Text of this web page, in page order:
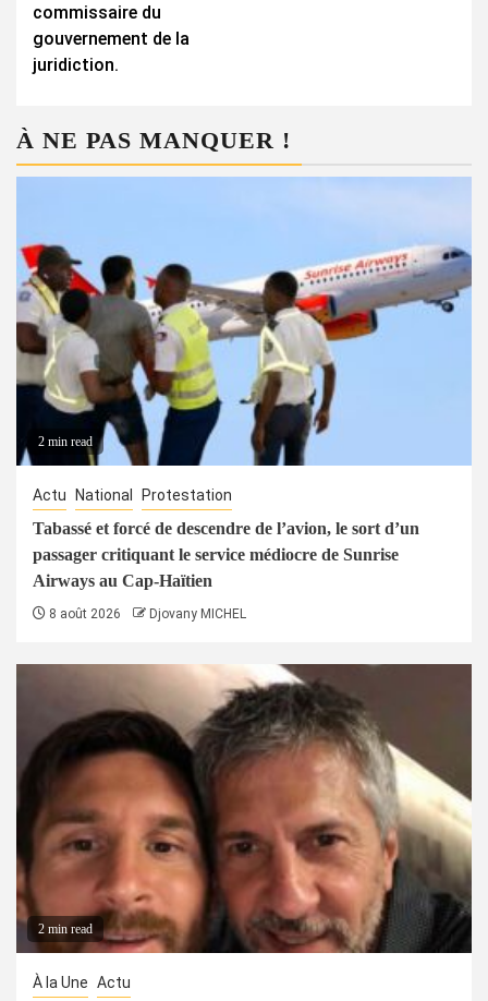
commissaire du
gouvernement de la
juridiction.
À NE PAS MANQUER !
2 min read
Actu National Protestation
Tabassé et forcé de descendre de l’avion, le sort d’un
passager critiquant le service médiocre de Sunrise
Airways au Cap-Haïtien
8 août 2026 Djovany MICHEL
2 min read
À la Une Actu